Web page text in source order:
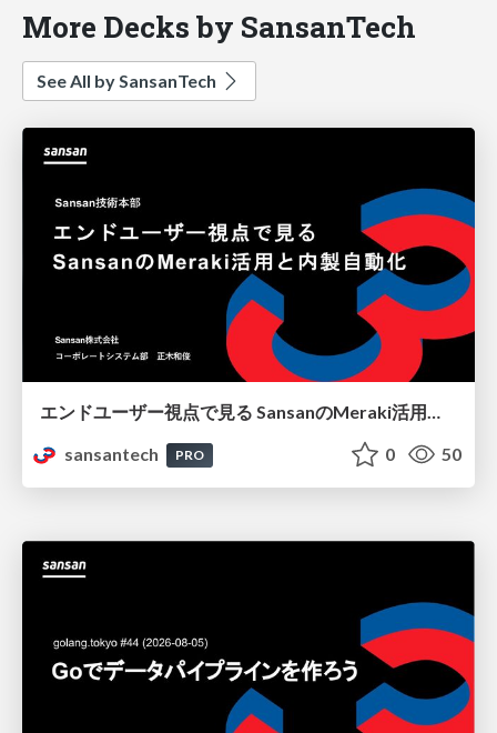
More Decks by SansanTech
See All by SansanTech
エンドユーザー視点で見る SansanのMeraki活用と内製自動化
sansantech
PRO 0 50